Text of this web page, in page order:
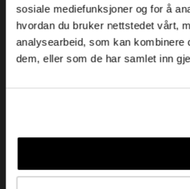
sosiale mediefunksjoner og for å
hvordan du bruker nettstedet vårt,
analysearbeid, som kan kombinere
dem, eller som de har samlet inn
Telefon: +47 22 92 50 00
E-post: kundeservice@tendenz.net
Nyttige lenker
Datablad
Om oss